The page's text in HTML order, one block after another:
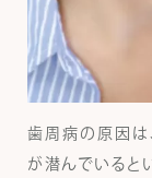
歯周病の原因は、
が潜んでいると